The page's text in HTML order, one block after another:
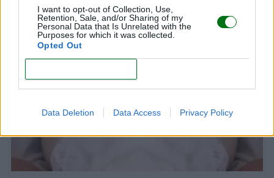
I want to opt-out of Collection, Use,
Retention, Sale, and/or Sharing of my
Personal Data that Is Unrelated with the
Purposes for which it was collected.
Opted Out
Data Deletion Data Access Privacy Policy
LEER
LACTANCIA MATERNA Y ARTIFICIAL